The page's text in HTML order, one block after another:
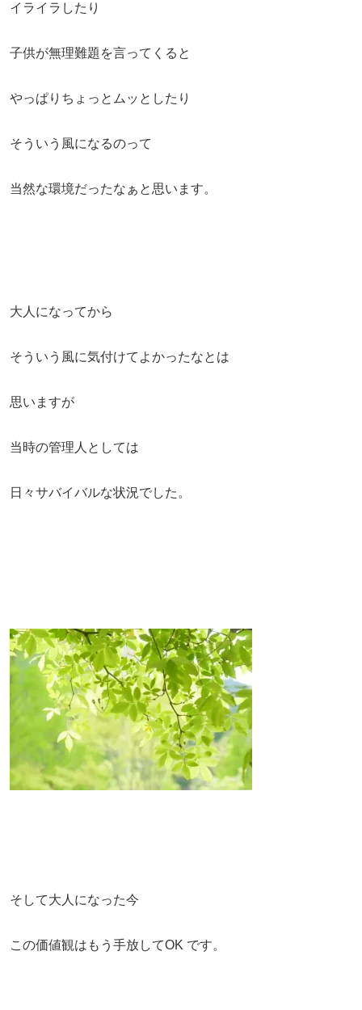
イライラしたり
子供が無理難題を言ってくると
やっぱりちょっとムッとしたり
そういう風になるのって
当然な環境だったなぁと思います。
大人になってから
そういう風に気付けてよかったなとは
思いますが
当時の管理人としては
日々サバイバルな状況でした。
そして大人になった今
この価値観はもう手放してOK です。